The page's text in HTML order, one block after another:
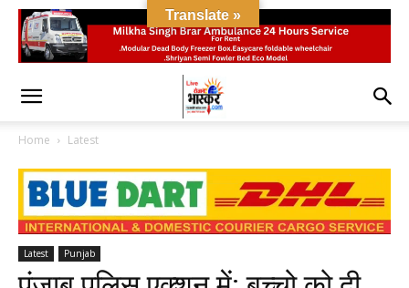
Home Latest
Latest Punjab
Translate »